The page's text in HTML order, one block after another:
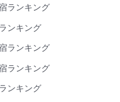
ランキング
ンキング
ランキング
ランキング
ンキング